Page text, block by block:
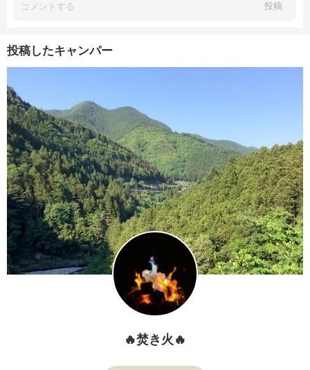
投稿
投稿したキャンパー
🔥焚き火🔥